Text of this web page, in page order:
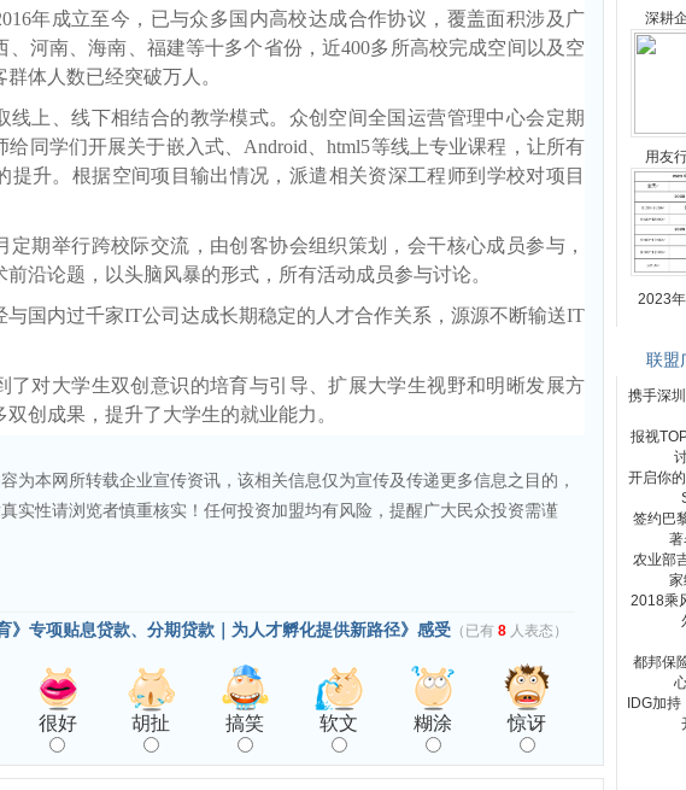
年成立至今，已与众多国内高校达成合作协议，覆盖面积涉及广
、河南、海南、福建等十多个省份，近400多所高校完成空间以及空
体人数已经突破万人。
线上、线下相结合的教学模式。众创空间全国运营管理中心会定期
给同学们开展关于嵌入式、Android、html5等线上专业课程，让所有
提升。根据空间项目输出情况，派遣相关资深工程师到学校对项目
定期举行跨校际交流，由创客协会组织策划，会干核心成员参与，
沿论题，以头脑风暴的形式，所有活动成员参与讨论。
与国内过千家IT公司达成长期稳定的人才合作关系，源源不断输送IT
了对大学生双创意识的培育与引导、扩展大学生视野和明晰发展方
创成果，提升了大学生的就业能力。
为本网所转载企业宣传资讯，该相关信息仅为宣传及传递更多信息之目的，
实性请浏览者慎重核实！任何投资加盟均有风险，提醒广大民众投资需谨
》专项贴息贷款、分期贷款｜为人才孵化提供新路径》感受 （已有 8 人表态）
很好 胡扯 搞笑 软文 糊涂 惊讶
深耕
用友
2023
联盟
携手深
报视
开启你
签约巴
农业部
家
2018乘
都邦保
IDG加